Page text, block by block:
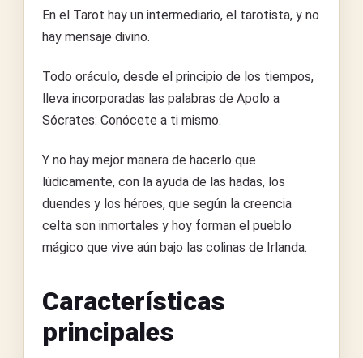
En el Tarot hay un intermediario, el tarotista, y no
hay mensaje divino.
Todo oráculo, desde el principio de los tiempos,
lleva incorporadas las palabras de Apolo a
Sócrates: Conócete a ti mismo.
Y no hay mejor manera de hacerlo que
lúdicamente, con la ayuda de las hadas, los
duendes y los héroes, que según la creencia
celta son inmortales y hoy forman el pueblo
mágico que vive aún bajo las colinas de Irlanda.
Características
principales